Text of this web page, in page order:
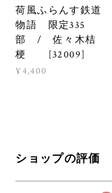
荷風ふらんす鉄道
物語 限定335
部 / 佐々木桔
梗 [32009]
¥4,400
ショップの評価